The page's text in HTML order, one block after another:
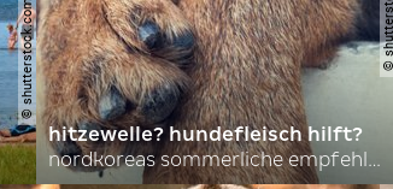
hitzewelle? hundefleisch hilft?
nordkoreas sommerliche empfehlungen